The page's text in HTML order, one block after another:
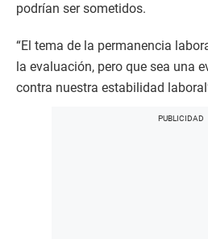
podrían ser sometidos.
“El tema de la permanencia
la evaluación, pero que sea una
contra nuestra estabilidad